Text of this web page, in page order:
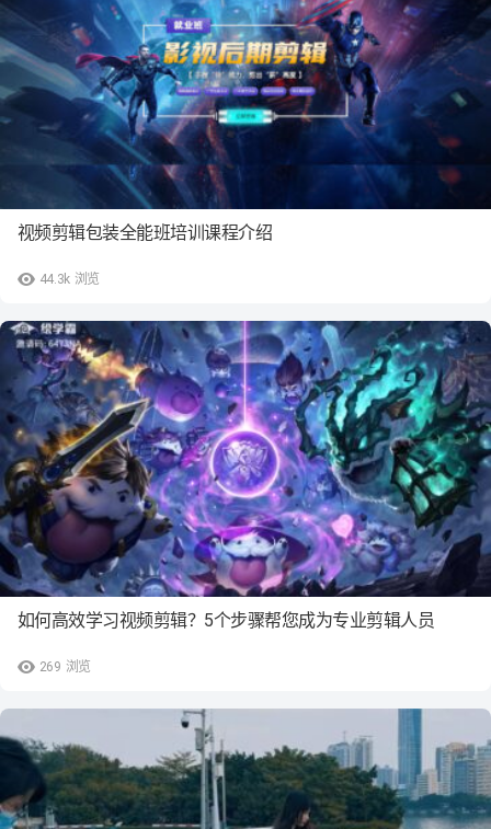
44.3k 浏览
视频剪辑包装全能班培训课程介绍
269 浏览
如何高效学习视频剪辑？5个步骤帮您成为专业剪辑人员